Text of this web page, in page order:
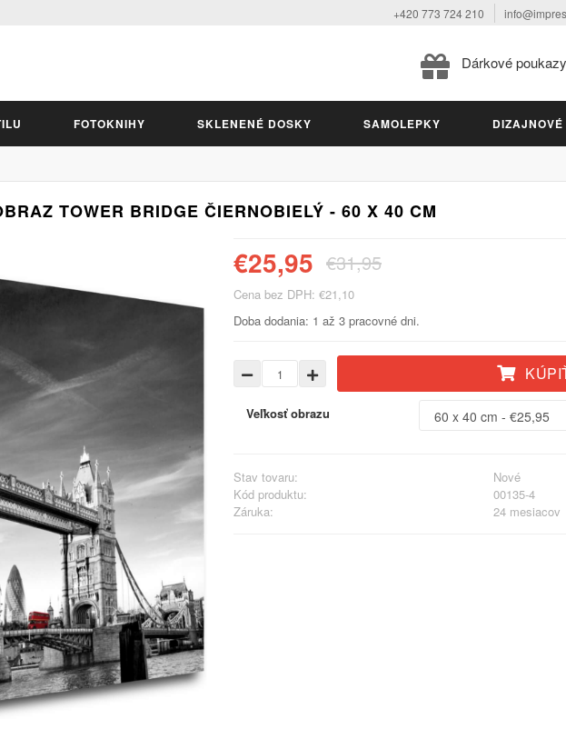
+420 773 724 210
Dárkové poukazy
FOTOKNIHY SKLENENÉ DOSKY SAMOLEPKY
TOWER BRIDGE ČIERNOBIELÝ - 60 X 40 CM
€25,95 €31,95
Cena bez DPH: €21,10
Doba dodania: 1 až 3 pracovné dni.
Veľkosť obrazu
Stav tovaru:
Nové
Kód produktu:
00135-4
Záruka:
24 mesiacov